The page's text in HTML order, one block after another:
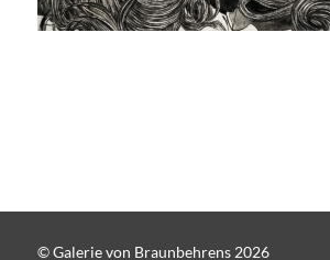
© Galerie von Braunbehrens 2026